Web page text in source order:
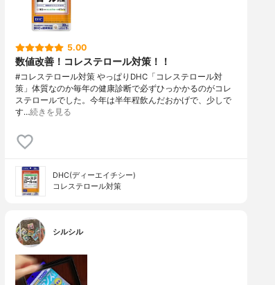
5.00
数値改善！コレステロール対策！！
#コレステロール対策 やっぱりDHC「コレステロール対
策」体質なのか毎年の健康診断で必ずひっかかるのがコレ
ステロールでした。今年は半年程飲んだおかげで、少しで
す…続きを見る
DHC(ディーエイチシー)
コレステロール対策
シルシル